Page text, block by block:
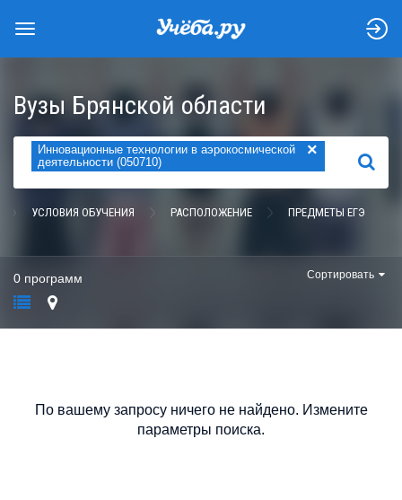
Вузы Брянской области
Инновационные технологии в аэрокосмической
деятельности (050710)
×
НАЙТИ
УСЛОВИЯ ОБУЧЕНИЯ РАСПОЛОЖЕНИЕ ПРЕДМЕТЫ ЕГЭ
0 программ Сортировать
По вашему запросу ничего не найдено. Измените
параметры поиска.